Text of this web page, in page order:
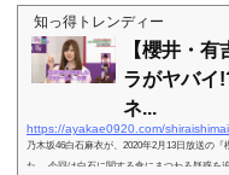
知っ得トレンディー
【櫻井・
ラがヤバイ
ネ...
https://ayakae0920.com/
乃木坂46白石麻衣が、2020年2月13日放送の
た。 今回は白石に関する食にまつわる疑惑を